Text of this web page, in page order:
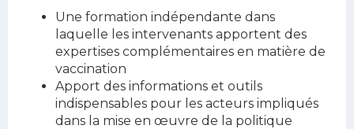
Une formation indépendante dans
laquelle les intervenants apportent des
expertises complémentaires en matière de
vaccination
Apport des informations et outils
indispensables pour les acteurs impliqués
dans la mise en œuvre de la politique